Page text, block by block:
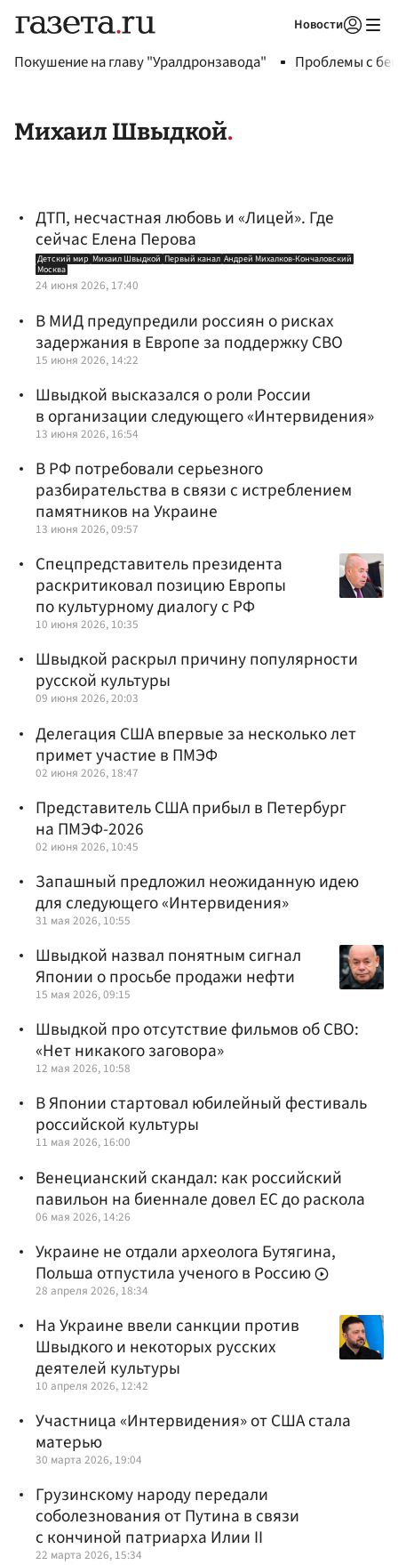
Новости
Покушение на главу "Уралдронзавода" Проблемы с
Михаил Швыдкой
ДТП, несчастная любовь и «Лицей». Где
сейчас Елена Перова
Детский мир Михаил Швыдкой Первый канал Андрей Михалков-Кончаловский
Москва
24 июня 2026, 17:40
В МИД предупредили россиян о рисках
задержания в Европе за поддержку СВО
15 июня 2026, 14:22
Швыдкой высказался о роли России
в организации следующего «Интервидения»
13 июня 2026, 16:54
В РФ потребовали серьезного
разбирательства в связи с истреблением
памятников на Украине
13 июня 2026, 09:57
Спецпредставитель президента
раскритиковал позицию Европы
по культурному диалогу с РФ
10 июня 2026, 10:35
Швыдкой раскрыл причину популярности
русской культуры
09 июня 2026, 20:03
Делегация США впервые за несколько лет
примет участие в ПМЭФ
02 июня 2026, 18:47
Представитель США прибыл в Петербург
на ПМЭФ-2026
02 июня 2026, 10:45
Запашный предложил неожиданную идею
для следующего «Интервидения»
31 мая 2026, 10:55
Швыдкой назвал понятным сигнал
Японии о просьбе продажи нефти
15 мая 2026, 09:15
Швыдкой про отсутствие фильмов об СВО:
«Нет никакого заговора»
12 мая 2026, 10:58
В Японии стартовал юбилейный фестиваль
российской культуры
11 мая 2026, 16:00
Венецианский скандал: как российский
павильон на биеннале довел ЕС до раскола
06 мая 2026, 14:26
Украине не отдали археолога Бутягина,
Польша отпустила ученого в Россию
28 апреля 2026, 18:34
На Украине ввели санкции против
Швыдкого и некоторых русских
деятелей культуры
10 апреля 2026, 12:42
Участница «Интервидения» от США стала
матерью
30 марта 2026, 19:04
Грузинскому народу передали
соболезнования от Путина в связи
с кончиной патриарха Илии II
22 марта 2026, 15:34